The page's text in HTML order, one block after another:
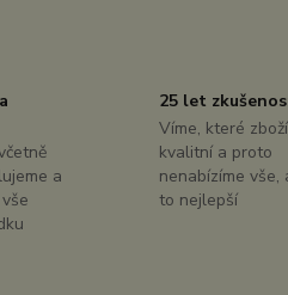
a
25 let
Víme, které
kvalitní a proto
nenabízíme vše,
to nejlepší